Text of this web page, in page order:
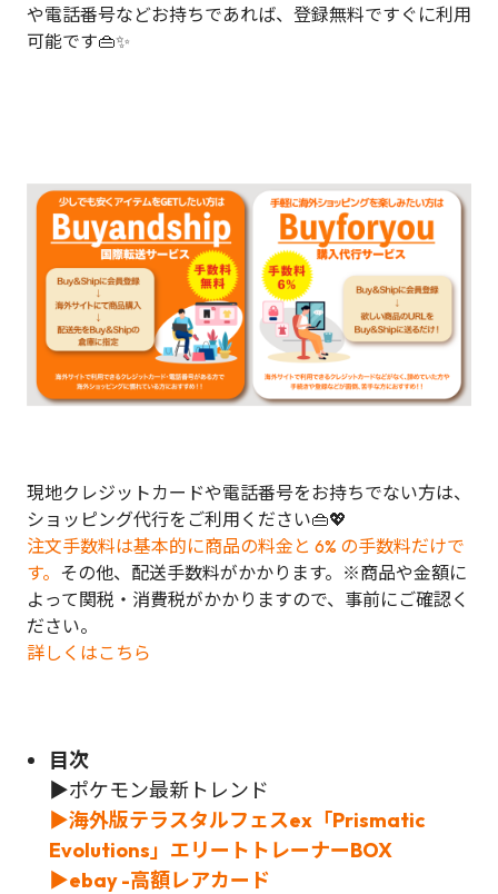
や電話番号などお持ちであれば、登録無料ですぐに利用
可能です👜✨
現地クレジットカードや電話番号をお持ちでない方は、
ショッピング代行をご利用ください👜💖
注文手数料は基本的に商品の料金と 6% の手数料だけで
す。 その他、配送手数料がかかります。※商品や金額に
よって関税・消費税がかかりますので、事前にご確認く
ださい。
詳しくはこちら
目次
▶ポケモン最新トレンド
▶海外版テラスタルフェスex「Prismatic
Evolutions」エリートトレーナーBOX
▶ebay -高額レアカード